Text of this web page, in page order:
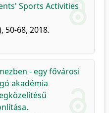
Sports Activities
50-68, 2018.
- egy fővárosi
akadémia